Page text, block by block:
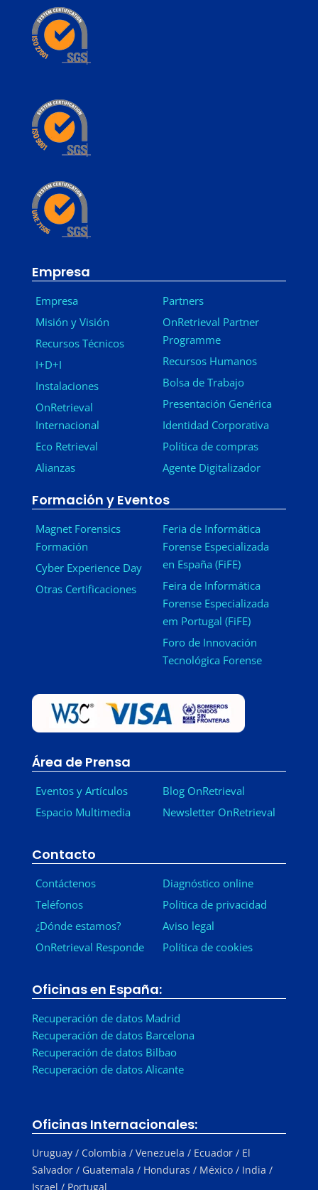
Empresa
Empresa
Misión y Visión
Recursos Técnicos
I+D+I
Instalaciones
OnRetrieval
Internacional
Eco Retrieval
Alianzas
Partners
OnRetrieval Partner
Programme
Recursos Humanos
Bolsa de Trabajo
Presentación Genérica
Identidad Corporativa
Política de compras
Agente Digitalizador
Formación y Eventos
Magnet Forensics
Formación
Cyber Experience Day
Otras Certificaciones
Feria de Informática
Forense Especializada
en España (FiFE)
Feira de Informática
Forense Especializada
em Portugal (FiFE)
Foro de Innovación
Tecnológica Forense
Área de Prensa
Eventos y Artículos
Espacio Multimedia
Blog OnRetrieval
Newsletter OnRetrieval
Contacto
Contáctenos
Teléfonos
¿Dónde estamos?
OnRetrieval Responde
Diagnóstico online
Política de privacidad
Aviso legal
Política de cookies
Oficinas en España:
Recuperación de datos Madrid
Recuperación de datos Barcelona
Recuperación de datos Bilbao
Recuperación de datos Alicante
Oficinas Internacionales:
Uruguay / Colombia / Venezuela / Ecuador / El
Salvador / Guatemala / Honduras / México / India /
Israel / Portugal